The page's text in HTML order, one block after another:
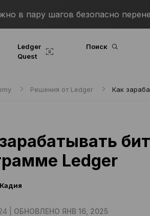
в пару шагов безопасно
Ledger
Quest
Поиск
Решения от Ledger Как
Ledger
| ОБНОВЛЕНО ЯНВ 16, 2025